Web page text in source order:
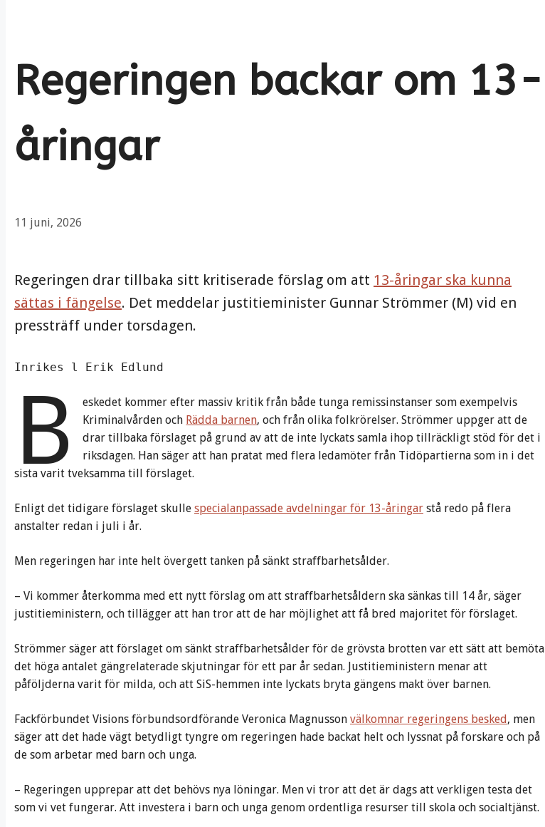
Regeringen backar om 13-
åringar
11 juni, 2026
Regeringen drar tillbaka sitt kritiserade förslag om att 13-åringar ska kunna
sättas i fängelse. Det meddelar justitieminister Gunnar Strömmer (M) vid en
pressträff under torsdagen.
Inrikes l Erik Edlund
B
eskedet kommer efter massiv kritik från både tunga remissinstanser som exempelvis
Kriminalvården och Rädda barnen, och från olika folkrörelser. Strömmer uppger att de
drar tillbaka förslaget på grund av att de inte lyckats samla ihop tillräckligt stöd för det i
riksdagen. Han säger att han pratat med flera ledamöter från Tidöpartierna som in i det
sista varit tveksamma till förslaget.
Enligt det tidigare förslaget skulle specialanpassade avdelningar för 13-åringar stå redo på flera
anstalter redan i juli i år.
Men regeringen har inte helt övergett tanken på sänkt straffbarhetsålder.
– Vi kommer återkomma med ett nytt förslag om att straffbarhetsåldern ska sänkas till 14 år, säger
justitieministern, och tillägger att han tror att de har möjlighet att få bred majoritet för förslaget.
Strömmer säger att förslaget om sänkt straffbarhetsålder för de grövsta brotten var ett sätt att bemöta
det höga antalet gängrelaterade skjutningar för ett par år sedan. Justitieministern menar att
påföljderna varit för milda, och att SiS-hemmen inte lyckats bryta gängens makt över barnen.
Fackförbundet Visions förbundsordförande Veronica Magnusson välkomnar regeringens besked , men
säger att det hade vägt betydligt tyngre om regeringen hade backat helt och lyssnat på forskare och på
de som arbetar med barn och unga.
– Regeringen upprepar att det behövs nya löningar. Men vi tror att det är dags att verkligen testa det
som vi vet fungerar. Att investera i barn och unga genom ordentliga resurser till skola och socialtjänst.